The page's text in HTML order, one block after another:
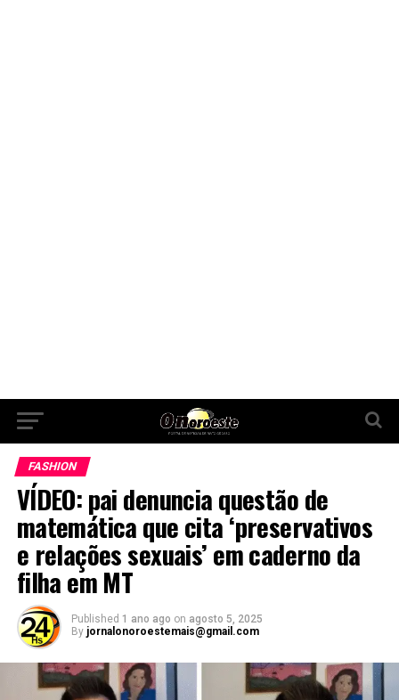
FASHION
VÍDEO: pai denuncia questão de
matemática que cita ‘preservativos
e relações sexuais’ em caderno da
filha em MT
Published 1 ano ago on agosto 5, 2025
By jornalonoroestemais@gmail.com